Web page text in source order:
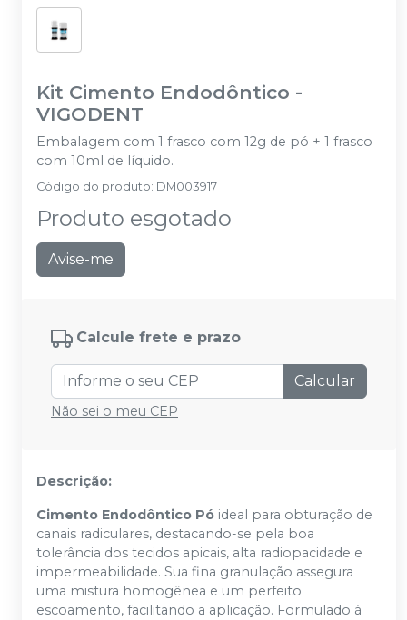
Kit Cimento Endodôntico -
VIGODENT
Embalagem com 1 frasco com 12g de pó + 1 frasco
com 10ml de líquido.
Código do produto: DM003917
Produto esgotado
Avise-me
Calcule frete e prazo
Calcular
Não sei o meu CEP
Descrição:
Cimento Endodôntico Pó ideal para obturação de
canais radiculares, destacando-se pela boa
tolerância dos tecidos apicais, alta radiopacidade e
impermeabilidade. Sua fina granulação assegura
uma mistura homogênea e um perfeito
escoamento, facilitando a aplicação. Formulado à